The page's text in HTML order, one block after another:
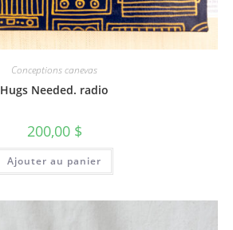
Conceptions canevas
Hugs Needed. radio
200,00 $
Ajouter au panier